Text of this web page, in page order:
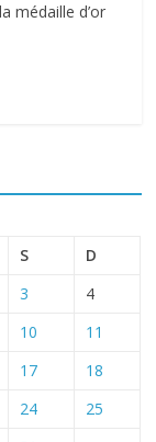
médaille d’or
S D
3
4
10
11
17
18
24
25